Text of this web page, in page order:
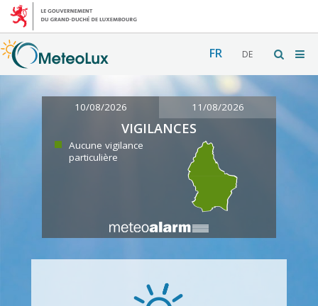
FR DE
10/08/2026 11/08/2026
VIGILANCES
Aucune vigilance
particulière